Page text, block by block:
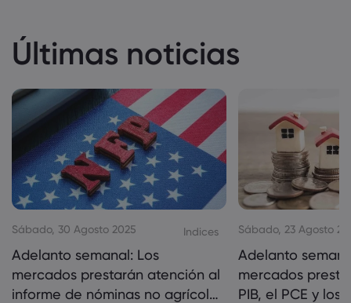
Últimas noticias
Sábado, 30 Agosto 2025 Indices
Adelanto semanal: Los
mercados prestarán atención al
informe de nóminas no agrícolas
Sábado, 23 Agosto
Adelanto
mercados
PIB, el PCE y los